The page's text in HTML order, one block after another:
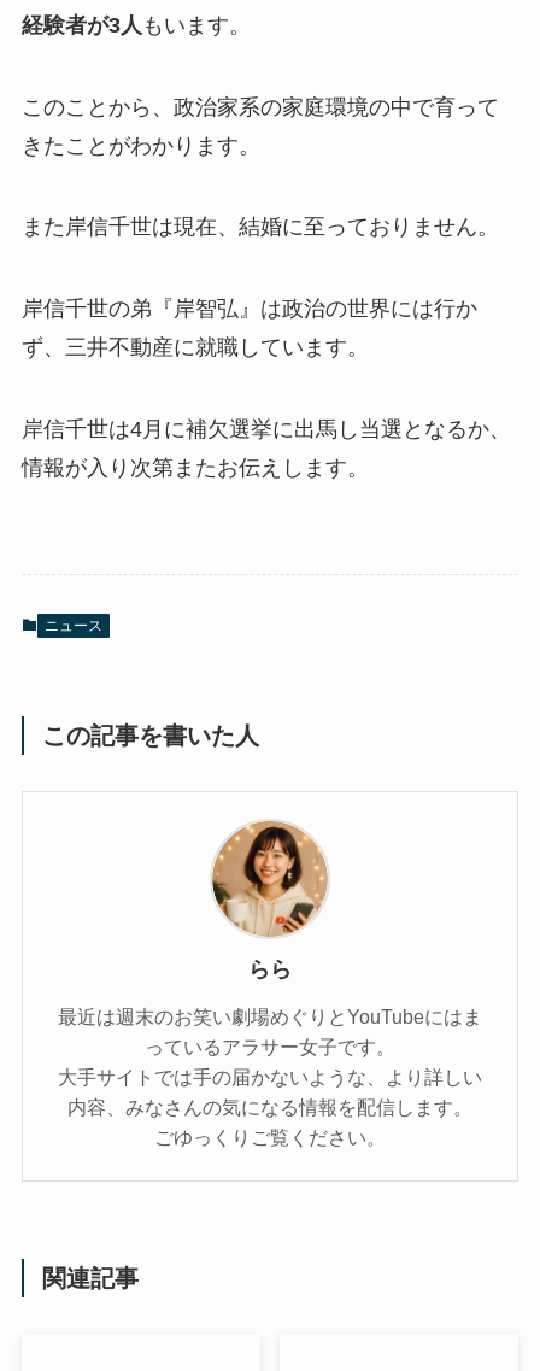
経験者が3人 もいます。
このことから、政治家系の家庭環境の中で育って
きたことがわかります。
また岸信千世は現在、結婚に至っておりません。
岸信千世の弟『岸智弘』は政治の世界には行か
ず、三井不動産に就職しています。
岸信千世は4月に補欠選挙に出馬し当選となるか、
情報が入り次第またお伝えします。
ニュース
この記事を書いた人
らら
最近は週末のお笑い劇場めぐりとYouTubeにはま
っているアラサー女子です。
大手サイトでは手の届かないような、より詳しい
内容、みなさんの気になる情報を配信します。
ごゆっくりご覧ください。
関連記事